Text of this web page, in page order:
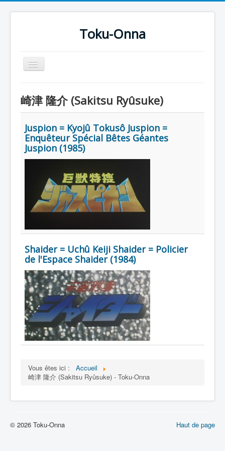
Toku-Onna
Basculer
la
Toku-Actrices
Toku-Critiques
Séries
Films
Dessins
Artiste Asperger
崎津 隆介 (Sakitsu Ryûsuke)
Juspion = Kyojû Tokusô Juspion =
Enquêteur Spécial Bêtes Géantes
Juspion (1985)
Shaider = Uchû Keiji Shaider = Policier
de l'Espace Shaider (1984)
Vous êtes ici :
Accueil
崎津 隆介 (Sakitsu Ryûsuke) - Toku-Onna
Haut de page
© 2026 Toku-Onna